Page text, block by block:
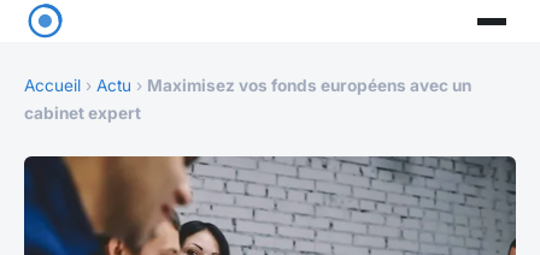
Accueil › Actu › Maximisez vos fonds européens avec un
cabinet expert